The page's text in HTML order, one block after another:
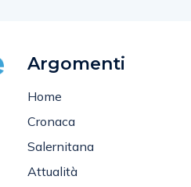
Argomenti
Home
Cronaca
Salernitana
Attualità